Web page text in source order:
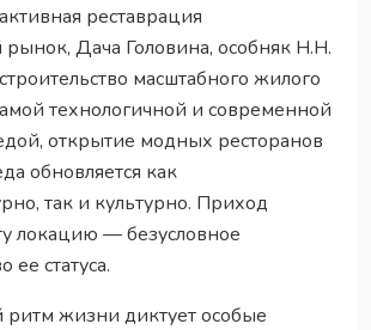
реставрация
Дача Головина, особняк Н.Н.
масштабного жилого
технологичной и современной
открытие модных ресторанов
обновляется как
так и культурно. Приход
локацию — безусловное
ее статуса.
жизни диктует особые